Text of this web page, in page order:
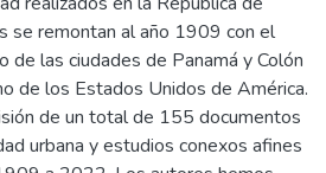
se remontan al año 1909 con el
de las ciudades de Panamá y Colón
de los Estados Unidos de América.
de un total de 155 documentos
urbana y estudios conexos afines